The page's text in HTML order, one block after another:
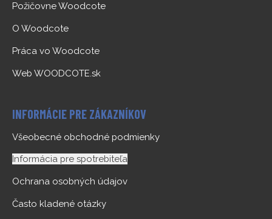
Požičovne Woodcote
O Woodcote
Práca vo Woodcote
Web WOODCOTE.sk
INFORMÁCIE PRE ZÁKAZNÍKOV
Všeobecné obchodné podmienky
Informácia pre spotrebiteľa
Ochrana osobných údajov
Často kladené otázky